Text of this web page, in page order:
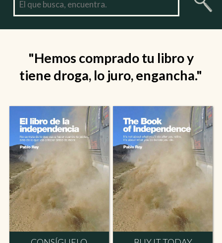
"Hemos comprado tu libro y
tiene droga, lo juro, engancha."